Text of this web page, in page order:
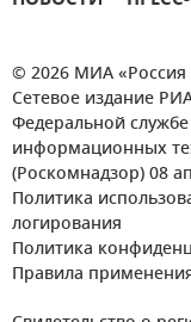
© 2026 МИА «Россия
Сетевое издание
Федеральной
информационных
(Роскомнадзор) 08
Политика
логирования
Политика
Правила